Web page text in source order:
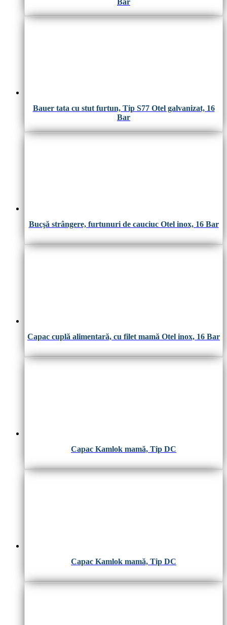
Bauer tata cu stut furtun, Tip S77 Otel galvanizat, 16
Bar
Bucşă strângere, furtunuri de cauciuc Otel inox, 16 Bar
Capac cuplă alimentară, cu filet mamă Otel inox, 16 Bar
Capac Kamlok mamă, Tip DC
Capac Kamlok mamă, Tip DC